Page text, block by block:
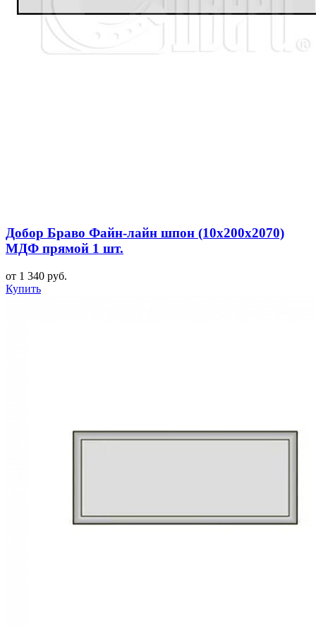
Добор Браво Файн-лайн шпон (10х200х2070)
МДФ прямой 1 шт.
от 1 340 руб.
Купить